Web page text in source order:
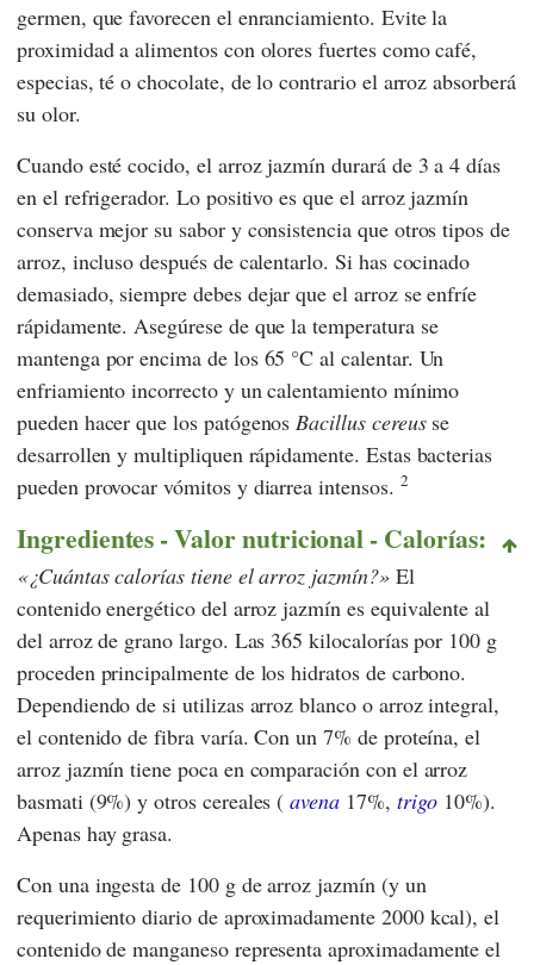
germen, que favorecen el enranciamiento. Evite la
proximidad a alimentos con olores fuertes como café,
especias, té o chocolate, de lo contrario el arroz absorberá
su olor.
Cuando esté cocido, el arroz jazmín durará de 3 a 4 días
en el refrigerador. Lo positivo es que el arroz jazmín
conserva mejor su sabor y consistencia que otros tipos de
arroz, incluso después de calentarlo. Si has cocinado
demasiado, siempre debes dejar que el arroz se enfríe
rápidamente. Asegúrese de que la temperatura se
mantenga por encima de los 65 °C al calentar. Un
enfriamiento incorrecto y un calentamiento mínimo
pueden hacer que los patógenosBacillus cereusse
desarrollen y multipliquen rápidamente. Estas bacterias
pueden provocar vómitos y diarrea intensos. 2
Ingredientes - Valor nutricional - Calorías:
¿Cuántas calorías tiene el arroz jazmín? El
contenido energético del arroz jazmín es equivalente al
del arroz de grano largo. Las 365 kilocalorías por 100 g
proceden principalmente de los hidratos de carbono.
Dependiendo de si utilizas arroz blanco o arroz integral,
el contenido de fibra varía. Con un 7% de proteína, el
arroz jazmín tiene poca en comparación con el arroz
basmati (9%) y otros cereales (avena 17%, trigo 10%).
Apenas hay grasa.
Con una ingesta de 100 g de arroz jazmín (y un
requerimiento diario de aproximadamente 2000 kcal), el
contenido de manganeso representa aproximadamente el